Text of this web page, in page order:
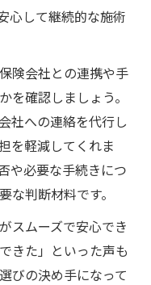
心して継続的な施術
険会社との連携や手
を確認しましょう。
社への連絡を代行し
を軽減してくれま
や必要な手続きにつ
な判断材料です。
スムーズで安心でき
きた」といった声も
びの決め手になって